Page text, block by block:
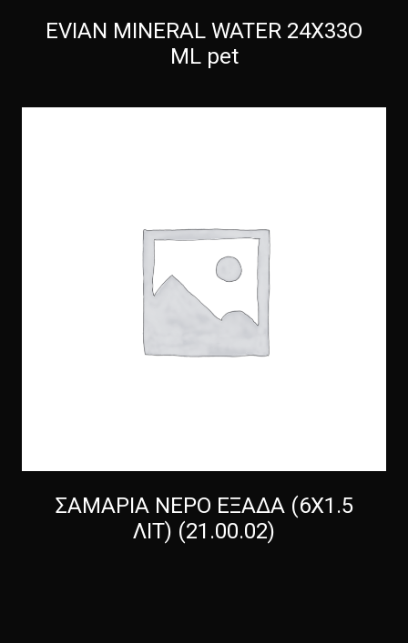
EVIAN MINERAL WATER 24X33O
ML pet
ΣΑΜΑΡΙΑ ΝΕΡΟ ΕΞΑΔΑ (6Χ1.5
ΛΙΤ) (21.00.02)